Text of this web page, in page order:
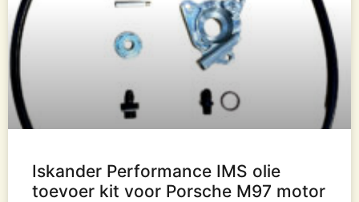
Iskander Performance IMS olie
toevoer kit voor Porsche M97 motor